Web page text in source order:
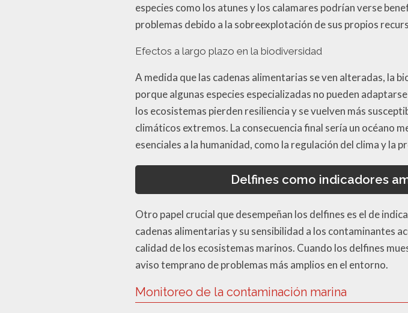
especies como los atunes y los calamares podrían verse
problemas debido a la sobreexplotación de sus propios
Efectos a largo plazo en la biodiversidad
A medida que las cadenas alimentarias se ven alteradas, la
porque algunas especies especializadas no pueden
los ecosistemas pierden resiliencia y se vuelven más
climáticos extremos. La consecuencia final sería un océano
esenciales a la humanidad, como la regulación del clima y la
Delfines como indicadores
Otro papel crucial que desempeñan los delfines es el de
cadenas alimentarias y su sensibilidad a los contaminantes
calidad de los ecosistemas marinos. Cuando los delfines
aviso temprano de problemas más amplios en el entorno.
Monitoreo de la contaminación marina